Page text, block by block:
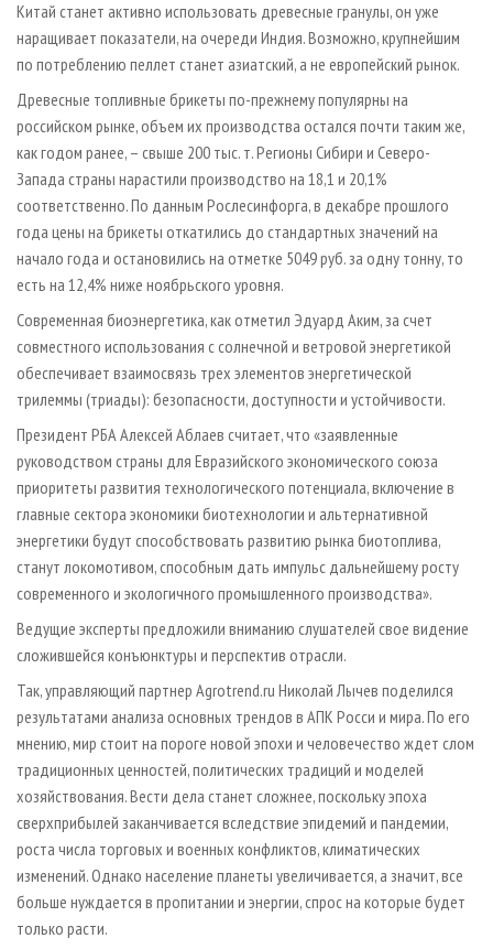
Китай станет активно использовать древесные гранулы, он уже
наращивает показатели, на очереди Индия. Возможно, крупнейшим
по потреблению пеллет станет азиатский, а не европейский рынок.
Древесные топливные брикеты по-прежнему популярны на
российском рынке, объем их производства остался почти таким же,
как годом ранее, – свыше 200 тыс. т. Регионы Сибири и Северо-
Запада страны нарастили производство на 18,1 и 20,1%
соответственно. По данным Рослесинфорга, в декабре прошлого
года цены на брикеты откатились до стандартных значений на
начало года и остановились на отметке 5049 руб. за одну тонну, то
есть на 12,4% ниже ноябрьского уровня.
Современная биоэнергетика, как отметил Эдуард Аким, за счет
совместного использования с солнечной и ветровой энергетикой
обеспечивает взаимосвязь трех элементов энергетической
трилеммы (триады): безопасности, доступности и устойчивости.
Президент РБА Алексей Аблаев считает, что «заявленные
руководством страны для Евразийского экономического союза
приоритеты развития технологического потенциала, включение в
главные сектора экономики биотехнологии и альтернативной
энергетики будут способствовать развитию рынка биотоплива,
станут локомотивом, способным дать импульс дальнейшему росту
современного и экологичного промышленного производства».
Ведущие эксперты предложили вниманию слушателей свое видение
сложившейся конъюнктуры и перспектив отрасли.
Так, управляющий партнер Agrotrend.ru Николай Лычев поделился
результатами анализа основных трендов в АПК Росси и мира. По его
мнению, мир стоит на пороге новой эпохи и человечество ждет слом
традиционных ценностей, политических традиций и моделей
хозяйствования. Вести дела станет сложнее, поскольку эпоха
сверхприбылей заканчивается вследствие эпидемий и пандемии,
роста числа торговых и военных конфликтов, климатических
изменений. Однако население планеты увеличивается, а значит, все
больше нуждается в пропитании и энергии, спрос на которые будет
только расти.